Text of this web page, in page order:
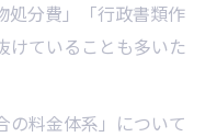
処分費」「行政書類作
けていることも多いた
の料金体系」について